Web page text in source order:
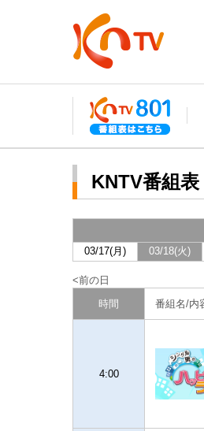
KNTV番組表
03/17(月) 03/18(火)
前の日
時間
番組名/内
4:00